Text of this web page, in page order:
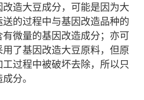
造大豆成分，可能是因为大
的过程中与基因改造品种的
微量的基因改造成分；亦可
了基因改造大豆原料，但原
过程中被破坏去除，所以只
分。